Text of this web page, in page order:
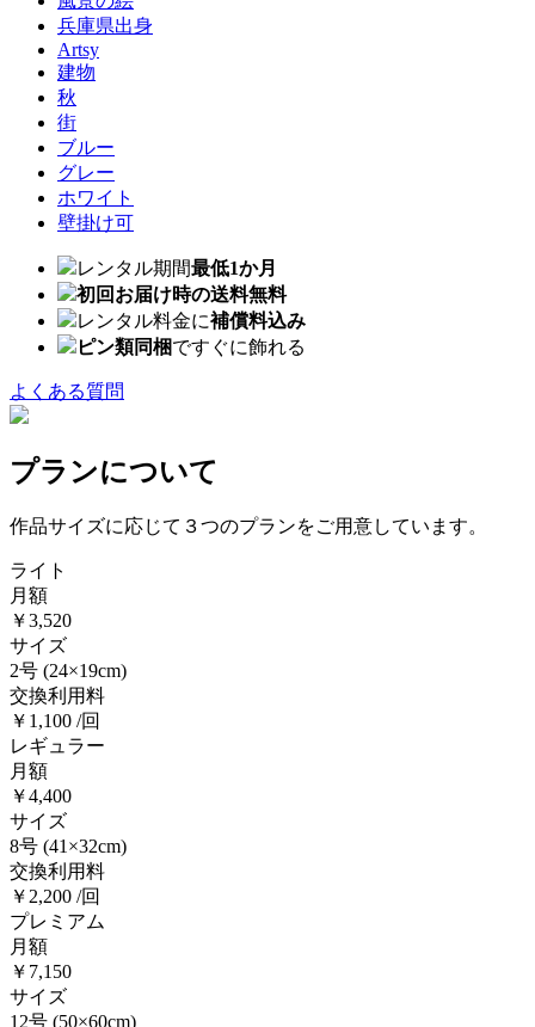
兵庫県出身
Artsy
建物
秋
街
ブルー
グレー
ホワイト
壁掛け可
レンタル期間最低1か月
初回お届け時の送料無料
レンタル料金に補償料込み
ピン類同梱ですぐに飾れる
よくある質問
プランについて
作品サイズに応じて３つのプランをご用意しています。
ライト
月額
￥3,520
サイズ
2号 (24×19cm)
交換利用料
￥1,100 /回
レギュラー
月額
￥4,400
サイズ
8号 (41×32cm)
交換利用料
￥2,200 /回
プレミアム
月額
￥7,150
サイズ
12号 (50×60cm)